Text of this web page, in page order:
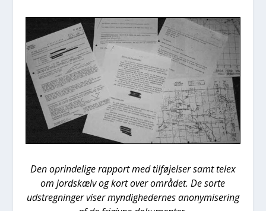
Den oprin­de­li­ge rap­port med til­fø­jel­ser samt telex
om jord­s­kælv og kort over områ­det. De sor­te
udstreg­nin­ger viser myn­dig­he­der­nes ano­ny­mi­se­ring